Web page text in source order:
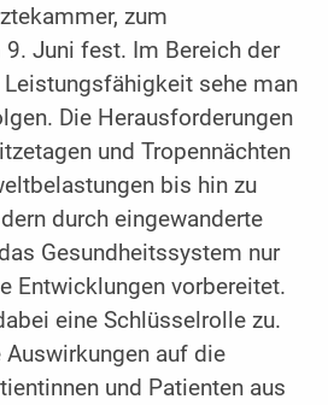
zum
Juni fest. Im Bereich der
Leistungsfähigkeit sehe man
Die Herausforderungen
und Tropennächten
bis hin zu
durch eingewanderte
Gesundheitssystem nur
Entwicklungen vorbereitet.
eine Schlüsselrolle zu.
Auswirkungen auf die
und Patienten aus